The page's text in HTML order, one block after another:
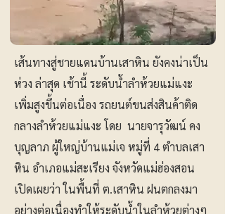
เส้นทางสู่ชายแดนบ้านเสาหิน ยังคงน่าเป็น
ห่วง ล่าสุด เช้านี้ ระดับน้ำลำห้วยแม่แงะ
เพิ่มสูงขึ้นต่อเนื่อง รถยนต์ขนส่งสินค้าติด
กลางลำห้วยแม่แงะ โดย นายจารุวัฒน์ คง
บุญลาภ ผู้ใหญ่บ้านแม่เจ หมู่ที่ 4 ตำบลเสา
หิน อำเภอแม่สะเรียง จังหวัดแม่ฮ่องสอน
เปิดเผยว่า ในพื้นที่ ต.เสาหิน ฝนตกลงมา
อย่างต่อเนื่องทำให้ระดับน้ำในลำห้วยต่างๆ